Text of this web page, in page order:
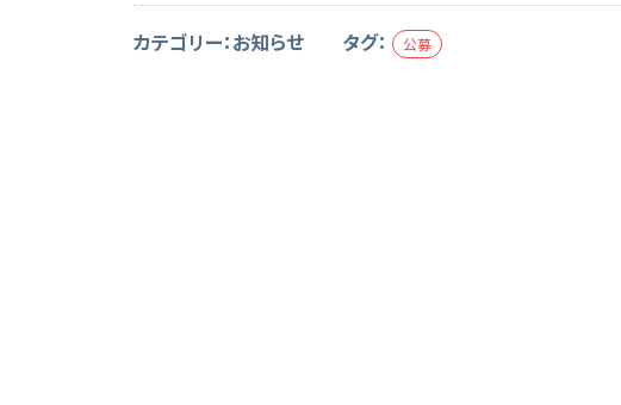
カテゴリー：お知らせ タグ： 公募